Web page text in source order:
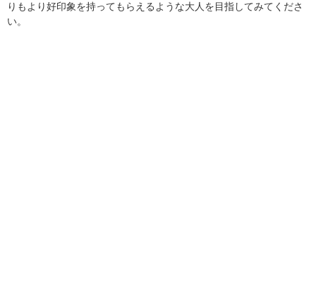
りもより好印象を持ってもらえるような大人を目指してみてくださ
い。